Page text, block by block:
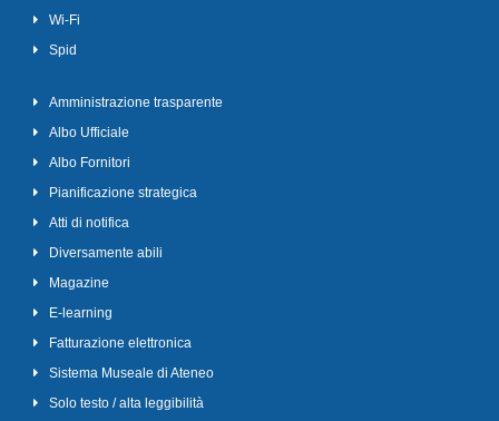
Wi-Fi
Spid
Amministrazione trasparente
Albo Ufficiale
Albo Fornitori
Pianificazione strategica
Atti di notifica
Diversamente abili
Magazine
E-learning
Fatturazione elettronica
Sistema Museale di Ateneo
Solo testo / alta leggibilità